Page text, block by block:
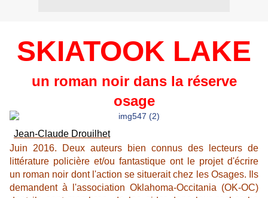
SKIATOOK LAKE
un roman noir dans la réserve
osage
Jean-Claude Drouilhet
Juin 2016. Deux auteurs bien connus des lecteurs de
littérature policière et/ou fantastique ont le projet d'écrire
un roman noir dont l'action se situerait chez les Osages. Ils
demandent à l'association Oklahoma-Occitania (OK-OC)